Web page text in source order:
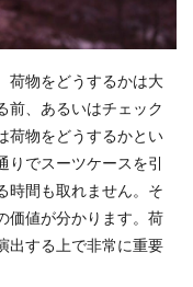
荷物をどうするかは大
前、あるいはチェック
荷物をどうするかとい
りでスーツケースを引
時間も取れません。そ
価値が分かります。荷
出する上で非常に重要